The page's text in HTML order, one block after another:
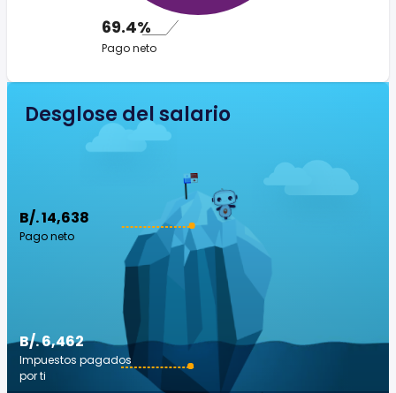
69.4%
Pago neto
Desglose del salario
B/. 14,638
Pago neto
B/. 6,462
Impuestos pagados
por ti